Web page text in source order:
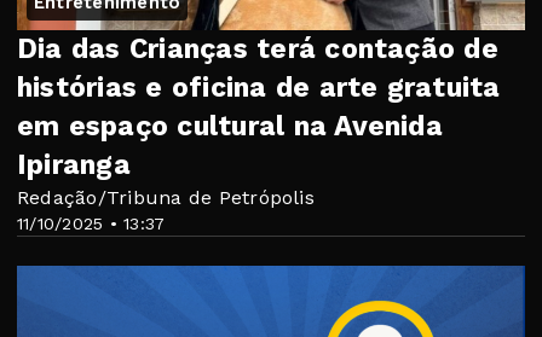
11/10/2025 • 13:37
Dia das Crianças terá contação de
histórias e oficina de arte gratuita
em espaço cultural na Avenida
Ipiranga
Redação/Tribuna de Petrópolis